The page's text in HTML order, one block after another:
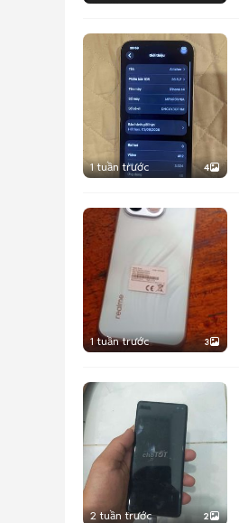
1 tuần trước 4
1 tuần trước 3
2 tuần trước 2